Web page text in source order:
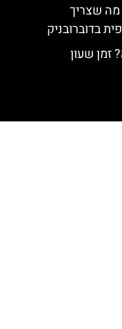
מה שצריך
בדוברובניק
שעון